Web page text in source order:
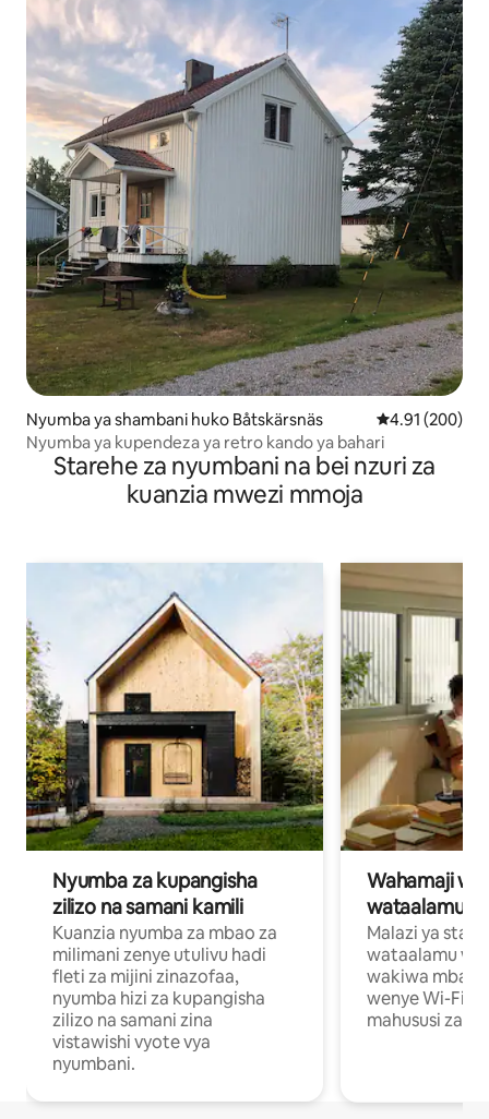
Nyumba ya shambani huko Båtskärsnäs Ukadiriaji wa
4.91 (200)
Nyumba ya kupendeza ya retro kando ya bahari
Starehe za nyumbani na bei nzuri za
kuanzia mwezi mmoja
Nyumba za kupangisha
zilizo na samani kamili
Kuanzia nyumba za mbao za
milimani zenye utulivu hadi
fleti za mijini zinazofaa,
nyumba hizi za kupangisha
zilizo na samani zina
vistawishi vyote vya
nyumbani.
Wahamaji
wataalamu
Malazi ya
wataalamu
wakiwa mbali
wenye Wi-Fi
mahususi za